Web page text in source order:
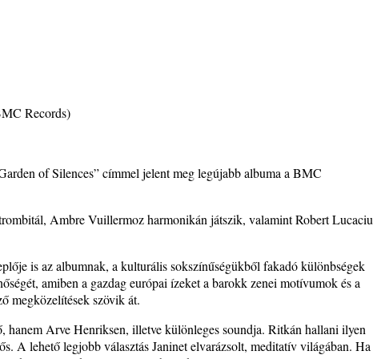
like a
Irving
Csányi
- Shakatak
Records)
of Silences” címmel jelent meg legújabb albuma a BMC
Ambre Vuillermoz harmonikán játszik, valamint Robert Lucaciu
is az albumnak, a kulturális sokszínűségükből fakadó különbségek
amiben a gazdag európai ízeket a barokk zenei motívumok és a
megközelítések szövik át.
hanem Arve Henriksen, illetve különleges soundja. Ritkán hallani ilyen
A lehető legjobb választás Janinet elvarázsolt, meditatív világában. Ha